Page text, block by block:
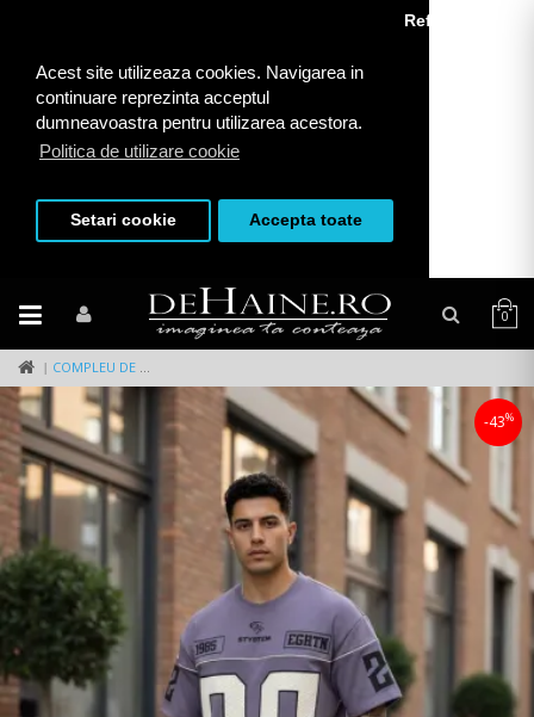
Acest site utilizeaza cookies. Navigarea in
continuare reprezinta acceptul
dumneavoastra pentru utilizarea acestora.
Politica de utilizare cookie
Refuza toate
Setari cookie Accepta toate
0
COMPLEU DE VARA TRICOU + PANTALONI 5069 36-1.3
-43%